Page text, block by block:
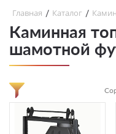
Главная / Каталог /
Каминная
шамотной
Цена